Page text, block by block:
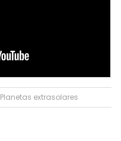
Planetas extrasolares